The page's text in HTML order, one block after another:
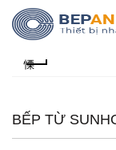
BẾP TỪ